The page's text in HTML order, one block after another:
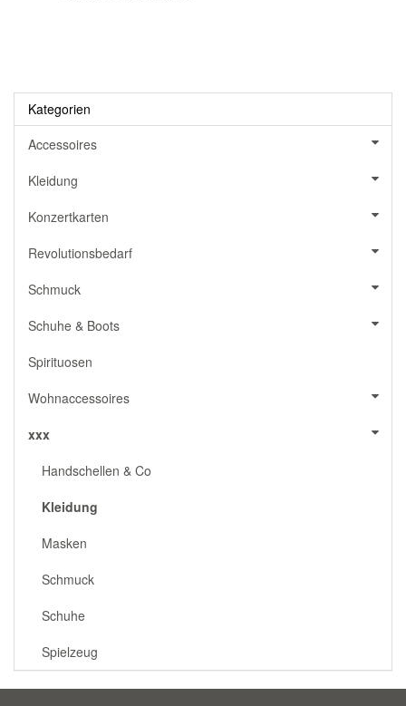
Kategorien
Accessoires
Kleidung
Konzertkarten
Revolutionsbedarf
Schmuck
Schuhe & Boots
Spirituosen
Wohnaccessoires
xxx
Handschellen & Co
Kleidung
Masken
Schmuck
Schuhe
Spielzeug